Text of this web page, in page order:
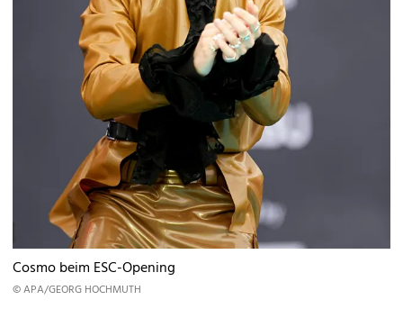
Cosmo beim ESC-Opening
© APA/GEORG HOCHMUTH